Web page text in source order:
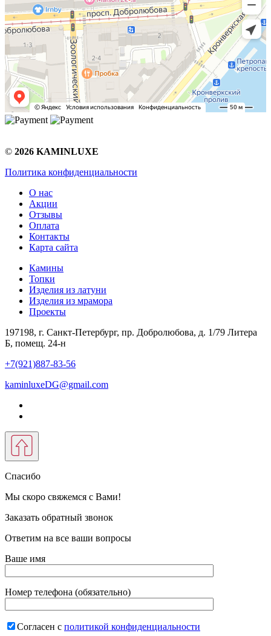
© 2026 KAMINLUXE
Политика конфиденциальности
О нас
Акции
Отзывы
Оплата
Контакты
Карта сайта
Камины
Топки
Изделия из латуни
Изделия из мрамора
Проекты
197198, г. Санкт-Петербург, пр. Добролюбова, д. 1/79 Литера
Б, помещ. 24-н
+7(921)887-83-56
kaminluxeDG@gmail.com
Спасибо
Мы скоро свяжемся с Вами!
Заказать обратный звонок
Ответим на все ваши вопросы
Ваше имя
Номер телефона (обязательно)
Согласен с политикой конфиденциальности